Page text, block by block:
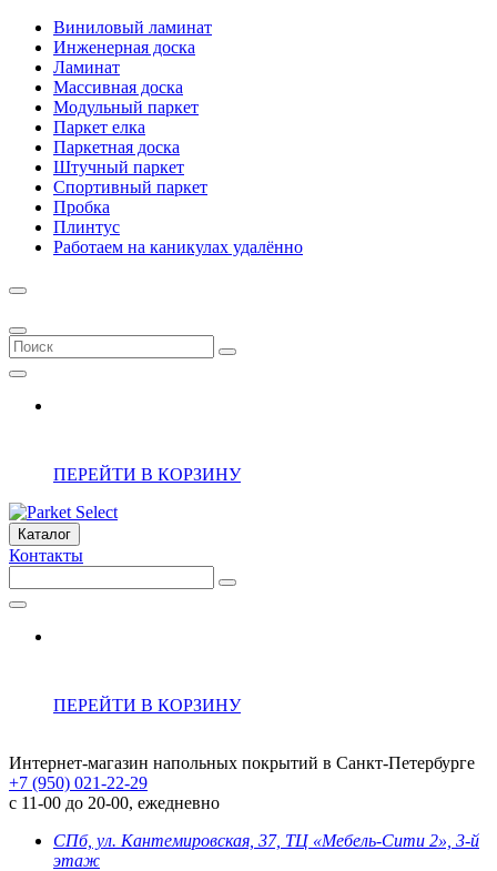
Виниловый ламинат
Инженерная доска
Ламинат
Массивная доска
Модульный паркет
Паркет елка
Паркетная доска
Штучный паркет
Спортивный паркет
Пробка
Плинтус
Работаем на каникулах удалённо
ПЕРЕЙТИ В КОРЗИНУ
Каталог
Контакты
ПЕРЕЙТИ В КОРЗИНУ
Интернет-магазин напольных покрытий в Санкт-Петербурге
+7 (950) 021-22-29
с 11-00 до 20-00, ежедневно
СПб, ул. Кантемировская, 37, ТЦ «Мебель-Сити 2», 3-й
этаж